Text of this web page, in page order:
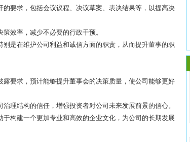
要求，包括会议议程、决议草案、表决结果等，以提高决
效率，减少不必要的行政干预。
是在维护公司利益和诚信方面的职责，从而提升董事的职
要求，预计能够提升董事会的决策质量，使公司能够更好
理结构的信任，增强投资者对公司未来发展前景的信心。
构建一个更加专业和高效的企业文化，为公司的长期发展